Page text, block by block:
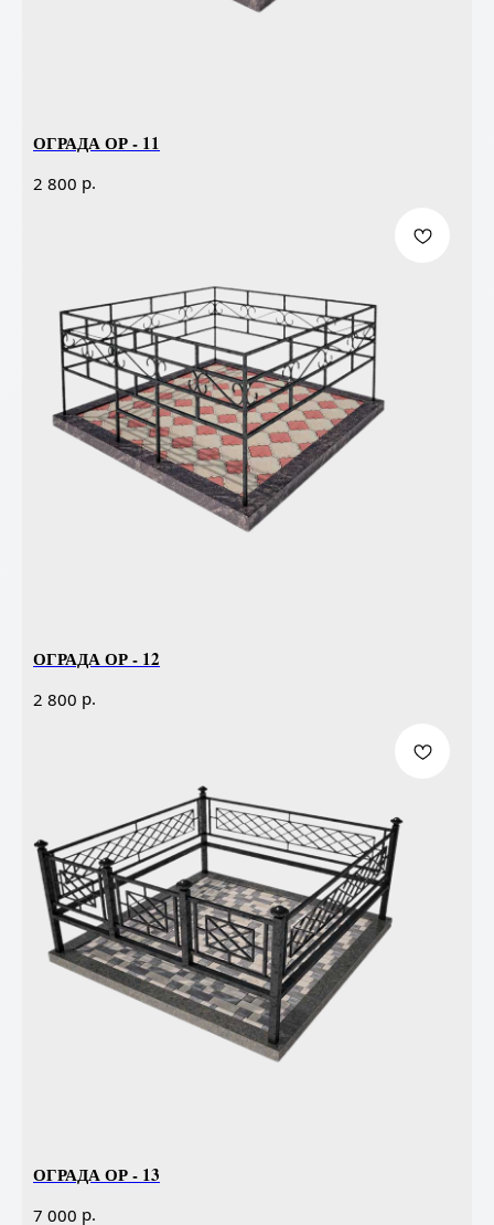
ОГРАДА ОР - 11
2 800 р.
ОГРАДА ОР - 12
2 800 р.
ОГРАДА ОР - 13
7 000 р.